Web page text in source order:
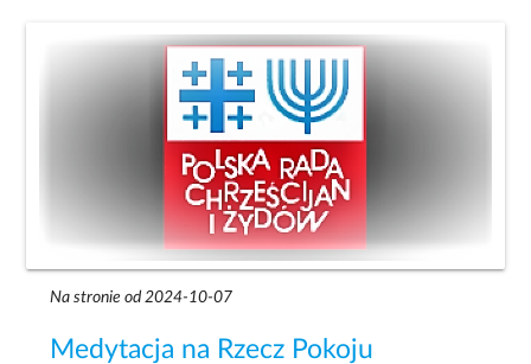
Na stronie od 2024-10-07
Medytacja na Rzecz Pokoju